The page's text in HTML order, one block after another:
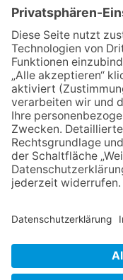
30.07.2026
06.08.2026
06.08.2026
06.08.2026